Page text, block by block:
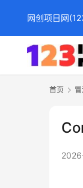
首页
网创项目网